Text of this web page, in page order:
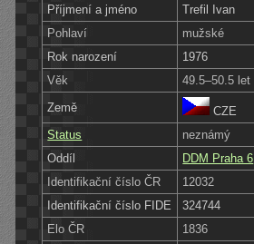
Příjmení a jméno
Trefil Ivan
Pohlaví
mužské
Rok narození
1976
Věk
49.5–50.5 let
Země
CZE
Status
neznámý
Oddíl
DDM Praha 6
Identifikační číslo ČR
12032
Identifikační číslo FIDE
324744
Elo ČR
1836